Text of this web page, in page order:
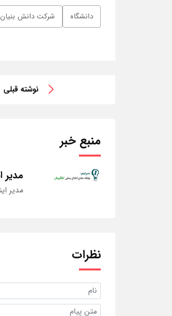
دانشگاه شرکت دانش بنیان
نوشته قبلی
منبع خبر
مدیر
مدیر
نظرات